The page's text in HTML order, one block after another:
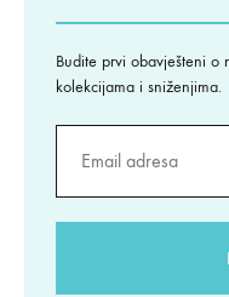
Budite prvi obavješteni o
kolekcijama i sniženjima.